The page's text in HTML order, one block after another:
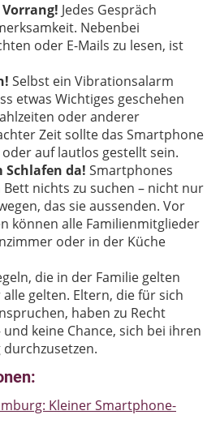
Jedes Gespräch
Nebenbei
oder E-Mails zu lesen, ist
Selbst ein Vibrationsalarm
etwas Wichtiges geschehen
oder anderer
Zeit sollte das Smartphone
auf lautlos gestellt sein.
Schlafen da! Smartphones
nichts zu suchen – nicht nur
das sie aussenden. Vor
können alle Familienmitglieder
oder in der Küche
die in der Familie gelten
gelten. Eltern, die für sich
haben zu Recht
keine Chance, sich bei ihren
Kleiner Smartphone-